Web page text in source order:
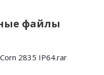
файлы
2835 IP64.rar